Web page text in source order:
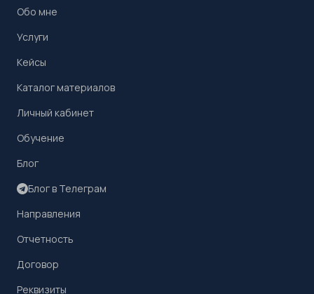
Обо мне
Услуги
Кейсы
Каталог материалов
Личный кабинет
Обучение
Блог
Блог в Телеграм
Направления
Отчетность
Договор
Реквизиты